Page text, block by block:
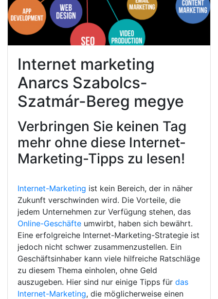
Internet marketing
Anarcs Szabolcs-
Szatmár-Bereg megye
Verbringen Sie keinen Tag
mehr ohne diese Internet-
Marketing-Tipps zu lesen!
Internet-Marketing ist kein Bereich, der in näher
Zukunft verschwinden wird. Die Vorteile, die
jedem Unternehmen zur Verfügung stehen, das
Online-Geschäfte umwirbt, haben sich bewährt.
Eine erfolgreiche Internet-Marketing-Strategie ist
jedoch nicht schwer zusammenzustellen. Ein
Geschäftsinhaber kann viele hilfreiche Ratschläge
zu diesem Thema einholen, ohne Geld
auszugeben. Hier sind nur einige Tipps für das
Internet-Marketing, die möglicherweise einen